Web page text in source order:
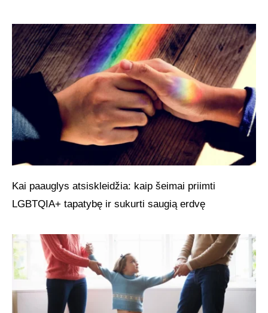
Kai paauglys atsiskleidžia: kaip šeimai priimti
LGBTQIA+ tapatybę ir sukurti saugią erdvę